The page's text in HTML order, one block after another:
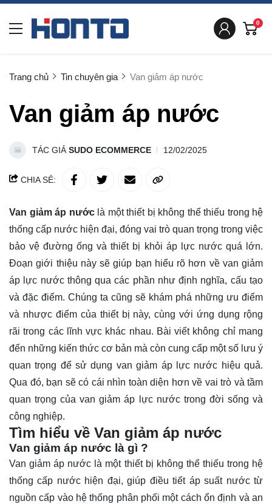
0
Trang chủ Tin chuyên gia Van giảm áp nước
Van giảm áp nước
TÁC GIẢ SUDO ECOMMERCE 12/02/2025
CHIA SẺ:
Van giảm áp nướclà một thiết bị không thể thiếu trong hệ
thống cấp nước hiện đại, đóng vai trò quan trọng trong việc
bảo vệ đường ống và thiết bị khỏi áp lực nước quá lớn.
Đoạn giới thiệu này sẽ giúp bạn hiểu rõ hơn về van giảm
áp lực nước thông qua các phần như định nghĩa, cấu tạo
và đặc điểm. Chúng ta cũng sẽ khám phá những ưu điểm
và nhược điểm của thiết bị này, cùng với ứng dụng rộng
rãi trong các lĩnh vực khác nhau. Bài viết không chỉ mang
đến những kiến thức cơ bản mà còn cung cấp một số lưu ý
quan trọng để sử dụng van giảm áp lực nước hiệu quả.
Qua đó, bạn sẽ có cái nhìn toàn diện hơn về vai trò và tầm
quan trọng của van giảm áp lực nước trong đời sống và
công nghiệp.
Tìm hiểu về Van giảm áp nước
Van giảm áp nước là gì ?
Van giảm áp nước là một thiết bị không thể thiếu trong hệ
thống cấp nước hiện đại, giúp điều tiết áp suất nước từ
nguồn cấp vào hệ thống phân phối một cách ổn định và an